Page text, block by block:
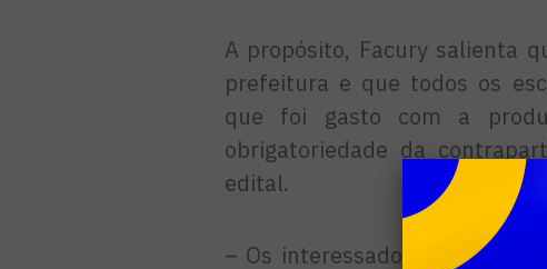
A propósito, Facury salienta
prefeitura e que todos os
que foi gasto com a
obrigatoriedade da
edital.
– Os interessados devem